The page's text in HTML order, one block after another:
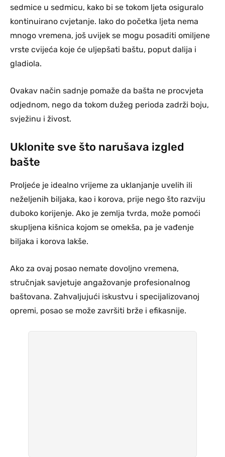
sedmice u sedmicu, kako bi se tokom ljeta osiguralo
kontinuirano cvjetanje. Iako do početka ljeta nema
mnogo vremena, još uvijek se mogu posaditi omiljene
vrste cvijeća koje će uljepšati baštu, poput dalija i
gladiola.
Ovakav način sadnje pomaže da bašta ne procvjeta
odjednom, nego da tokom dužeg perioda zadrži boju,
svježinu i živost.
Uklonite sve što narušava izgled
bašte
Proljeće je idealno vrijeme za uklanjanje uvelih ili
neželjenih biljaka, kao i korova, prije nego što razviju
duboko korijenje. Ako je zemlja tvrda, može pomoći
skupljena kišnica kojom se omekša, pa je vađenje
biljaka i korova lakše.
Ako za ovaj posao nemate dovoljno vremena,
stručnjak savjetuje angažovanje profesionalnog
baštovana. Zahvaljujući iskustvu i specijalizovanoj
opremi, posao se može završiti brže i efikasnije.